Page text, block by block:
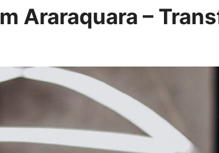
Araraquara –